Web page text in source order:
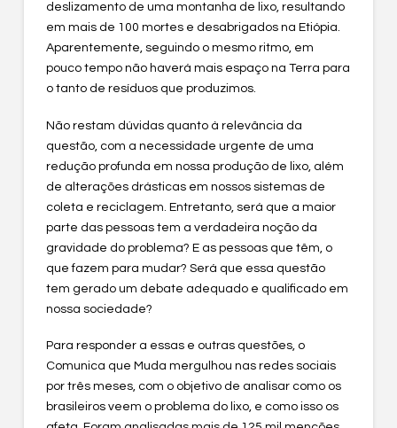
deslizamento de uma montanha de lixo, resultando
em mais de 100 mortes e desabrigados na Etiópia.
Aparentemente, seguindo o mesmo ritmo, em
pouco tempo não haverá mais espaço na Terra para
o tanto de resíduos que produzimos.
Não restam dúvidas quanto à relevância da
questão, com a necessidade urgente de uma
redução profunda em nossa produção de lixo, além
de alterações drásticas em nossos sistemas de
coleta e reciclagem. Entretanto, será que a maior
parte das pessoas tem a verdadeira noção da
gravidade do problema? E as pessoas que têm, o
que fazem para mudar? Será que essa questão
tem gerado um debate adequado e qualificado em
nossa sociedade?
Para responder a essas e outras questões, o
Comunica que Muda mergulhou nas redes sociais
por três meses, com o objetivo de analisar como os
brasileiros veem o problema do lixo, e como isso os